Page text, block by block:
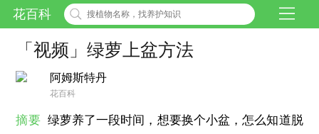
花百科
「视频」绿萝上盆方法
阿姆斯特丹
花百科
摘要 绿萝养了一段时间，想要换个小盆，怎么知道脱